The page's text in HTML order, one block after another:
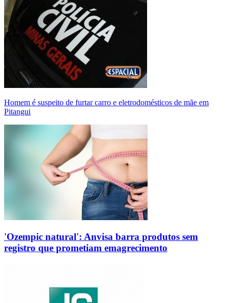
Homem é suspeito de furtar carro e eletrodomésticos de mãe em
Pitangui
'Ozempic natural': Anvisa barra produtos sem
registro que prometiam emagrecimento